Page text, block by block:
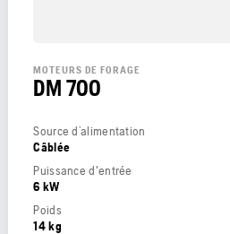
MOTEURS DE FORAGE
DM 700
Source d’alimentation
Câblée
Puissance d'entrée
6 kW
Poids
14 kg